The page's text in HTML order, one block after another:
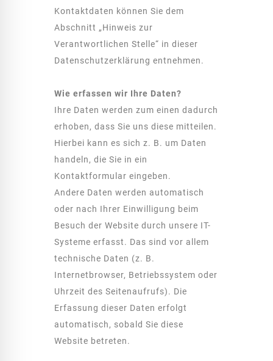
Kontaktdaten können Sie dem
Abschnitt „Hinweis zur
Verantwortlichen Stelle“ in dieser
Datenschutzerklärung entnehmen.
Wie erfassen wir Ihre Daten?
Ihre Daten werden zum einen dadurch
erhoben, dass Sie uns diese mitteilen.
Hierbei kann es sich z. B. um Daten
handeln, die Sie in ein
Kontaktformular eingeben.
Andere Daten werden automatisch
oder nach Ihrer Einwilligung beim
Besuch der Website durch unsere IT-
Systeme erfasst. Das sind vor allem
technische Daten (z. B.
Internetbrowser, Betriebssystem oder
Uhrzeit des Seitenaufrufs). Die
Erfassung dieser Daten erfolgt
automatisch, sobald Sie diese
Website betreten.